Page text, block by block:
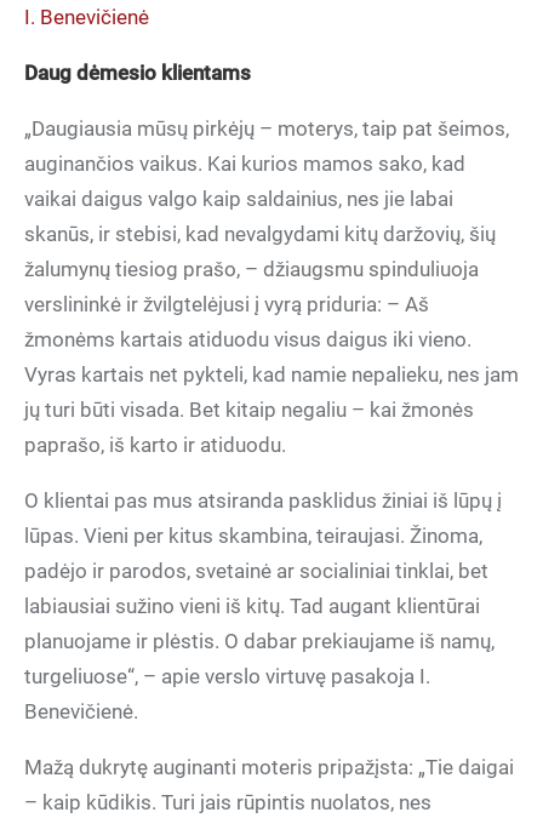
I. Benevičienė
Daug dėmesio klientams
„Daugiausia mūsų pirkėjų – moterys, taip pat šeimos,
auginančios vaikus. Kai kurios mamos sako, kad
vaikai daigus valgo kaip saldainius, nes jie labai
skanūs, ir stebisi, kad nevalgydami kitų daržovių, šių
žalumynų tiesiog prašo, – džiaugsmu spinduliuoja
verslininkė ir žvilgtelėjusi į vyrą priduria: – Aš
žmonėms kartais atiduodu visus daigus iki vieno.
Vyras kartais net pykteli, kad namie nepalieku, nes jam
jų turi būti visada. Bet kitaip negaliu – kai žmonės
paprašo, iš karto ir atiduodu.
O klientai pas mus atsiranda pasklidus žiniai iš lūpų į
lūpas. Vieni per kitus skambina, teiraujasi. Žinoma,
padėjo ir parodos, svetainė ar socialiniai tinklai, bet
labiausiai sužino vieni iš kitų. Tad augant klientūrai
planuojame ir plėstis. O dabar prekiaujame iš namų,
turgeliuose“, – apie verslo virtuvę pasakoja I.
Benevičienė.
Mažą dukrytę auginanti moteris pripažįsta: „Tie daigai
– kaip kūdikis. Turi jais rūpintis nuolatos, nes